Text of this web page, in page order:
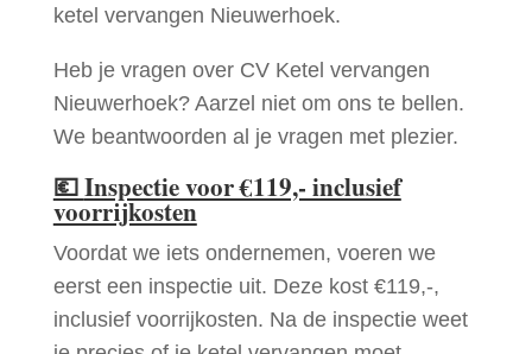
ketel vervangen Nieuwerhoek.
Heb je vragen over CV Ketel vervangen
Nieuwerhoek? Aarzel niet om ons te bellen.
We beantwoorden al je vragen met plezier.
💶Inspectie voor €119,- inclusief
voorrijkosten
Voordat we iets ondernemen, voeren we
eerst een inspectie uit. Deze kost €119,-,
inclusief voorrijkosten. Na de inspectie weet